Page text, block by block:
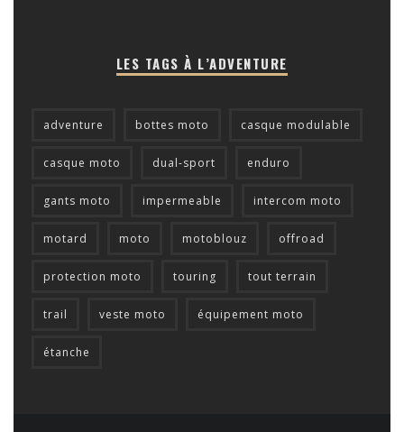
LES TAGS À L’ADVENTURE
adventure bottes moto casque modulable
casque moto dual-sport enduro
gants moto impermeable intercom moto
motard moto motoblouz offroad
protection moto touring tout terrain
trail veste moto équipement moto
étanche